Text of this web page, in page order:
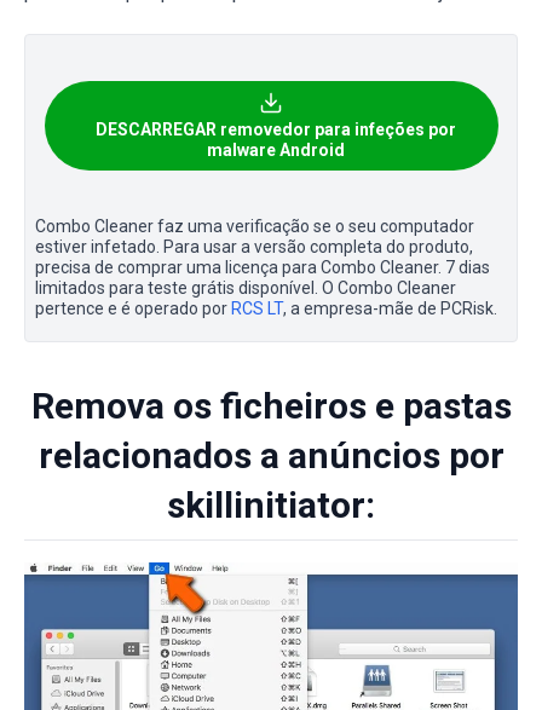
DESCARREGAR removedor para infeções por
malware Android
Combo Cleaner faz uma verificação se o seu computador
estiver infetado. Para usar a versão completa do produto,
precisa de comprar uma licença para Combo Cleaner. 7 dias
limitados para teste grátis disponível. O Combo Cleaner
pertence e é operado por RCS LT, a empresa-mãe de PCRisk.
Remova os ficheiros e pastas
relacionados a anúncios por
skillinitiator: